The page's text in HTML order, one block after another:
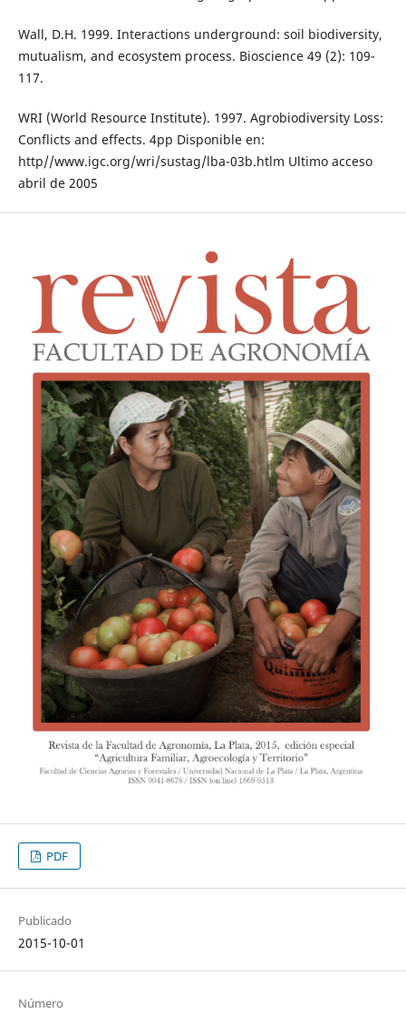
Wall, D.H. 1999. Interactions underground: soil biodiversity,
mutualism, and ecosystem process. Bioscience 49 (2): 109-
117.
WRI (World Resource Institute). 1997. Agrobiodiversity Loss:
Conflicts and effects. 4pp Disponible en:
http//www.igc.org/wri/sustag/lba-03b.htlm Ultimo acceso
abril de 2005
PDF
Publicado
2015-10-01
Número